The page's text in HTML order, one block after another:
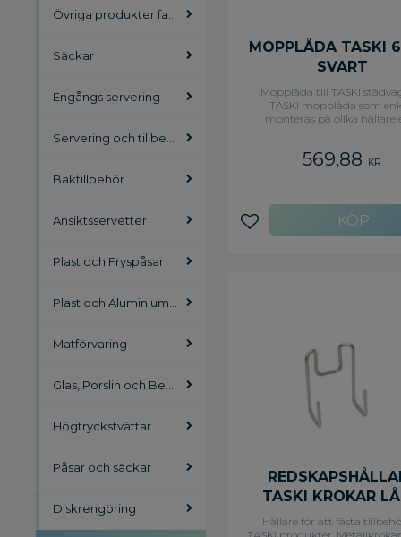
MOPPLÅDA TASKI
SVART
Mopplåda till TASKI
TASKI mopplåda som
monteras på olika hållare
569,88 KR
Lägg till i favoriter
TASKI KROKAR
2/FP
Hållare för att fästa
Övriga produkter facility
Säckar
Engångs servering
Servering och tillbehör
Baktillbehör
Ansiktsservetter
Plast och Fryspåsar
Plast och Aluminiumfolie
Matförvaring
Glas, Porslin och Bestick
Högtryckstvättar
Påsar och säckar
Diskrengöring